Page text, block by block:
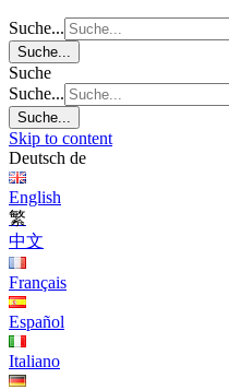
Suche...
Suche...
Suche
Suche...
Suche...
Skip to content
Deutsch de
English
繁
中文
Français
Español
Italiano